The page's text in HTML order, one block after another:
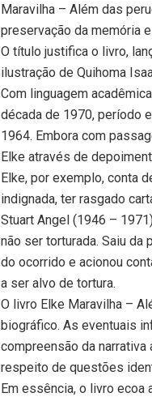
Maravilha – Além das
preservação da memória
O título justifica o livro,
ilustração de Quihoma
Com linguagem
década de 1970, período
1964. Embora com
Elke através de
Elke, por exemplo, conta
indignada, ter rasgado
Stuart Angel (1946 –
não ser torturada. Saiu
do ocorrido e acionou
a ser alvo de tortura.
O livro Elke Maravilha –
biográfico. As eventuais
compreensão da
respeito de questões
Em essência, o livro ecoa